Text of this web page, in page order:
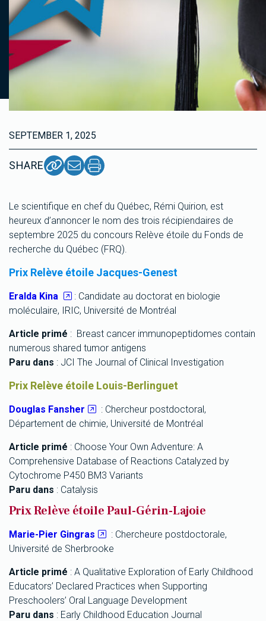
SEPTEMBER 1, 2025
SHARE
Le scientifique en chef du Québec, Rémi Quirion, est
heureux d’annoncer le nom des trois récipiendaires de
septembre 2025 du concours Relève étoile du Fonds de
recherche du Québec (FRQ).
Prix Relève étoile Jacques-Genest
Eralda Kina
: Candidate au doctorat en biologie
moléculaire, IRIC, Université de Montréal
Article primé : Breast cancer immunopeptidomes contain
numerous shared tumor antigens
Paru dans : JCI The Journal of Clinical Investigation
Prix Relève étoile Louis-Berlinguet
Douglas Fansher
: Chercheur postdoctoral,
Département de chimie, Université de Montréal
Article primé : Choose Your Own Adventure: A
Comprehensive Database of Reactions Catalyzed by
Cytochrome P450 BM3 Variants
Paru dans : Catalysis
Prix Relève étoile Paul-Gérin-Lajoie
Marie-Pier Gingras
: Chercheure postdoctorale,
Université de Sherbrooke
Article primé : A Qualitative Exploration of Early Childhood
Educators’ Declared Practices when Supporting
Preschoolers’ Oral Language Development
Paru dans : Early Childhood Education Journal